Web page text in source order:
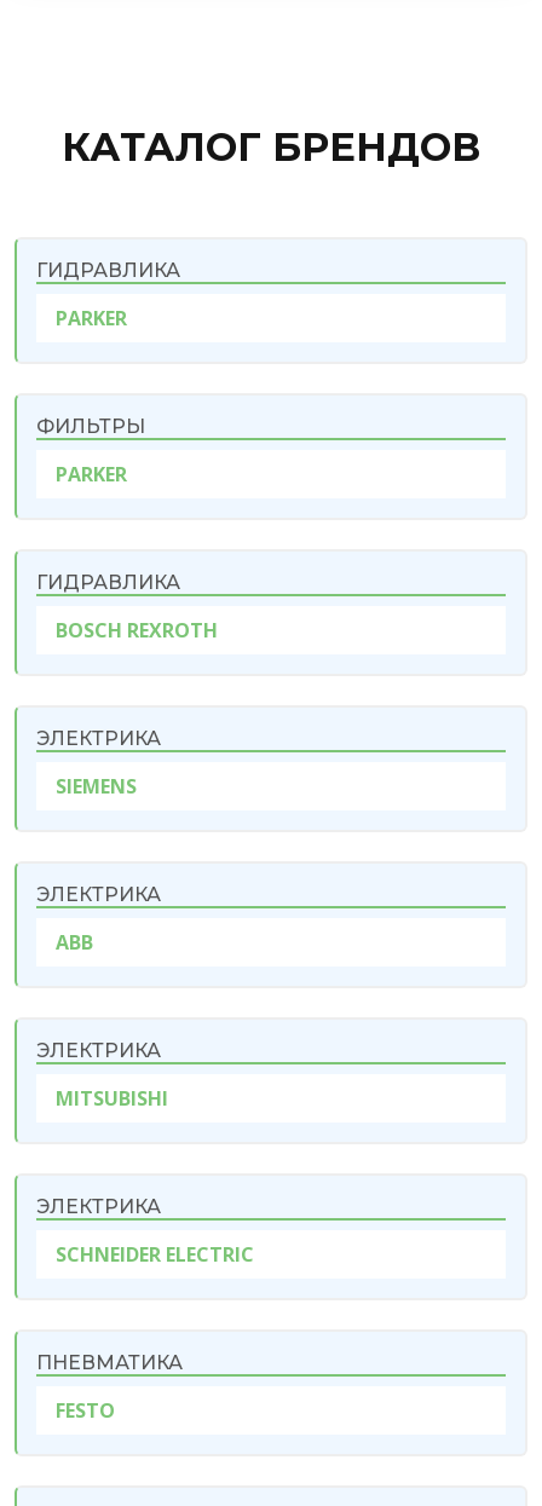
КАТАЛОГ БРЕНДОВ
ГИДРАВЛИКА
PARKER
ФИЛЬТРЫ
PARKER
ГИДРАВЛИКА
BOSCH REXROTH
ЭЛЕКТРИКА
SIEMENS
ЭЛЕКТРИКА
ABB
ЭЛЕКТРИКА
MITSUBISHI
ЭЛЕКТРИКА
SCHNEIDER ELECTRIC
ПНЕВМАТИКА
FESTO